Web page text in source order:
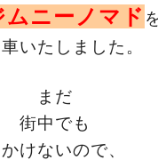
ムニーノマド
いたしました。
まだ
街中でも
けないので、